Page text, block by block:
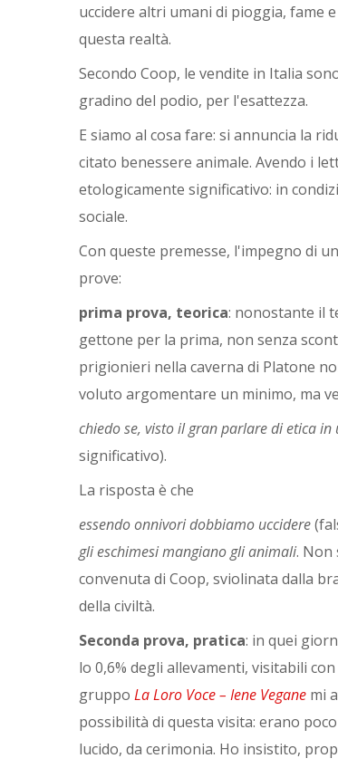
uccidere altri umani di pioggia, fame
questa realtà.
Secondo Coop, le vendite in Italia
gradino del podio, per l'esattezza.
E siamo al cosa fare: si annuncia la
citato benessere animale. Avendo i
etologicamente significativo: in
sociale.
Con queste premesse, l'impegno di
prove:
prima prova, teorica: nonostante il
gettone per la prima, non senza
prigionieri nella caverna di Platone
voluto argomentare un minimo, ma
chiedo se, visto il gran parlare di etica
significativo).
La risposta è che
essendo onnivori dobbiamo uccidere
gli eschimesi mangiano gli animali. Non
convenuta di Coop, sviolinata dalla
della civiltà.
Seconda prova, pratica: in quei
lo 0,6% degli allevamenti, visitabili
gruppo La Loro Voce – Iene Vegane mi
possibilità di questa visita: erano
lucido, da cerimonia. Ho insistito,